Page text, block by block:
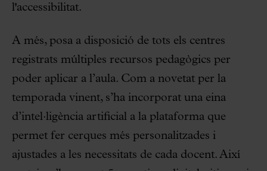
l'accessibilitat.
A més, posa a disposició de tots els centres
registrats múltiples recursos pedagògics per
poder aplicar a l’aula. Com a novetat per la
temporada vinent, s’ha incorporat una eina
d’intel·ligència artificial a la plataforma que
permet fer cerques més personalitzades i
ajustades a les necessitats de cada docent. Així